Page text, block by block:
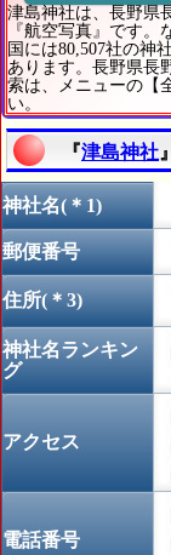
津島神社は、長野県
『航空写真』です。
国には80,507社の神
あります。長野県長
索は、メニューの【
い。
『津島神社
神社名(＊1)
郵便番号
住所(＊3)
神社名ランキン
グ
アクセス
電話番号